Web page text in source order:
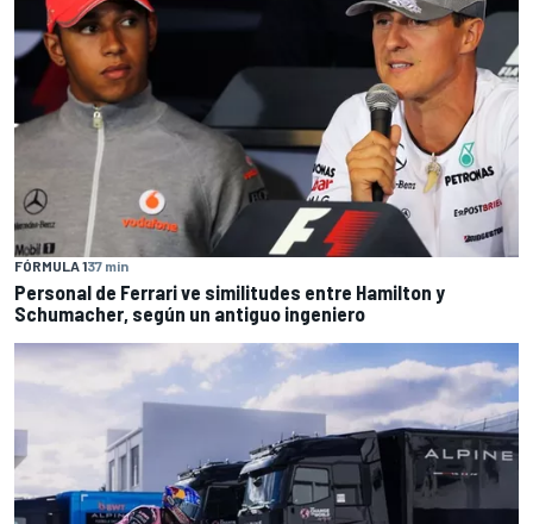
FÓRMULA 137 min
Personal de Ferrari ve similitudes entre Hamilton y
Schumacher, según un antiguo ingeniero